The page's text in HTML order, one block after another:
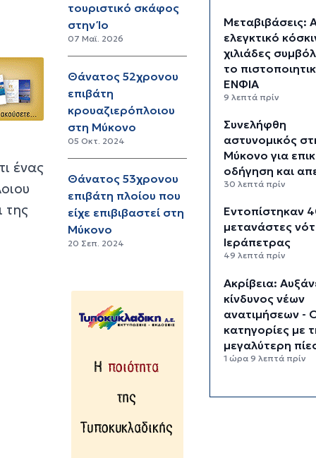
ένας
της
τουριστικό σκάφος
στην Ίο
07 Μαϊ. 2026
Θάνατος 52χρονου
επιβάτη
κρουαζιερόπλοιου
στη Μύκονο
05 Οκτ. 2024
Θάνατος 53χρονου
επιβάτη πλοίου που
είχε επιβιβαστεί στη
Μύκονο
20 Σεπ. 2024
Μεταβιβάσεις:
ελεγκτικό
χιλιάδες
το
ΕΝΦΙΑ
9 λεπτά πρίν
Συνελήφθη
αστυνομικός
Μύκονο για
οδήγηση και
30 λεπτά πρίν
Εντοπίστηκαν
μετανάστες
Ιεράπετρας
49 λεπτά πρίν
Ακρίβεια:
κίνδυνος νέων
ανατιμήσεων -
κατηγορίες με
μεγαλύτερη
1 ώρα 9 λεπτά πρίν
Μητσοτάκη η